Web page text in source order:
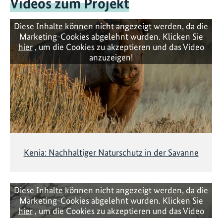
Diese Inhalte können nicht angezeigt werden, da die
Marketing-Cookies abgelehnt wurden. Klicken Sie
hier, um die Cookies zu akzeptieren und das Video
anzuzeigen!
Kenia: Nachhaltiger Naturschutz in der Savanne
Diese Inhalte können nicht angezeigt werden, da die
Marketing-Cookies abgelehnt wurden. Klicken Sie
hier, um die Cookies zu akzeptieren und das Video